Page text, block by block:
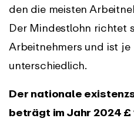
den die meisten
Der Mindestlohn richtet
Arbeitnehmers und ist
unterschiedlich.
Der nationale
beträgt im Jahr 2024 £